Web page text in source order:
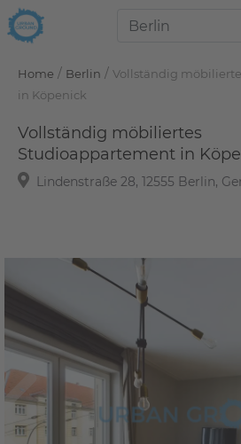
Home / Berlin / Vollständig
in Köpenick
Vollständig möbiliertes
Studioappartement in
Lindenstraße 28, 12555 Berlin,